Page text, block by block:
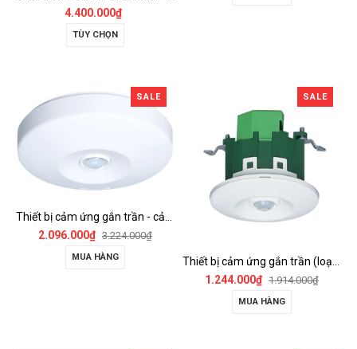
4.400.000₫
TÙY CHỌN
SALE
2.096.000₫ 3.224.000₫
MUA HÀNG
SALE
1.244.000₫ 1.914.000₫
MUA HÀNG